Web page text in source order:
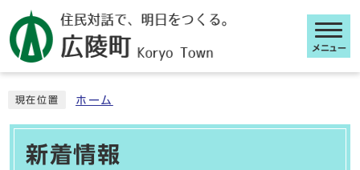
メニュー
現在位置 ホーム
新着情報